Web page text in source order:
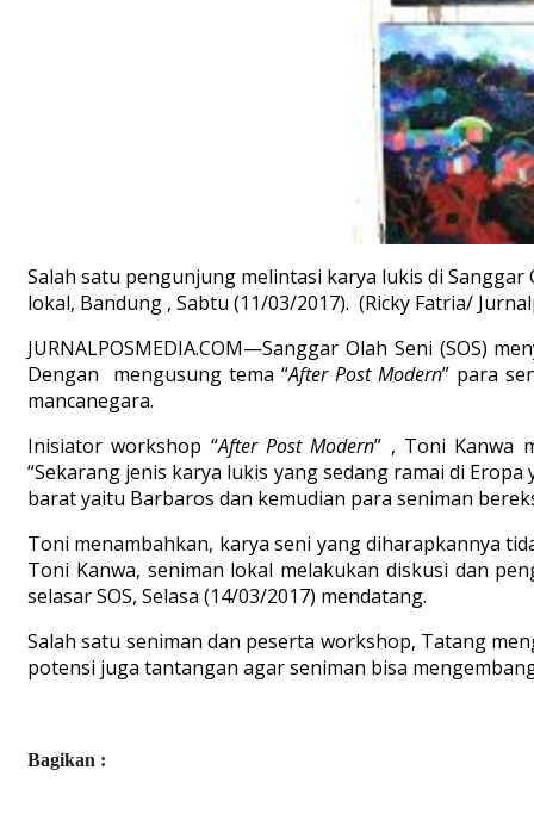
Salah satu pengunjung melintasi karya lukis di
lokal, Bandung , Sabtu (11/03/2017). (Ricky Fatria/
JURNALPOSMEDIA.COM—Sanggar Olah Seni (SOS)
Dengan mengusung tema “After Post Modern” para
mancanegara.
Inisiator workshop “After Post Modern” , Toni Kanwa
“Sekarang jenis karya lukis yang sedang ramai di
barat yaitu Barbaros dan kemudian para seniman
Toni menambahkan, karya seni yang diharapkannya
Toni Kanwa, seniman lokal melakukan diskusi dan
selasar SOS, Selasa (14/03/2017) mendatang.
Salah satu seniman dan peserta workshop, Tatang
potensi juga tantangan agar seniman bisa
Bagikan :